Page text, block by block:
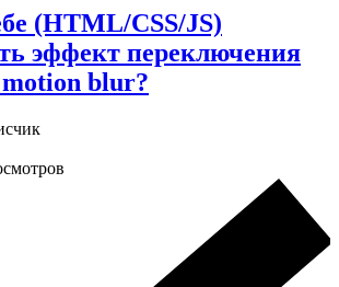
(HTML/CSS/JS)
эффект переключения
motion blur?